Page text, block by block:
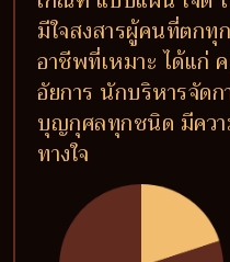
มีใจสงสารผู้คนที่ตกทุ
อาชีพที่เหมาะ ได้แก่
อัยการ นักบริหารจัด
บุญกุศลทุกชนิด มีคว
ทางใจ